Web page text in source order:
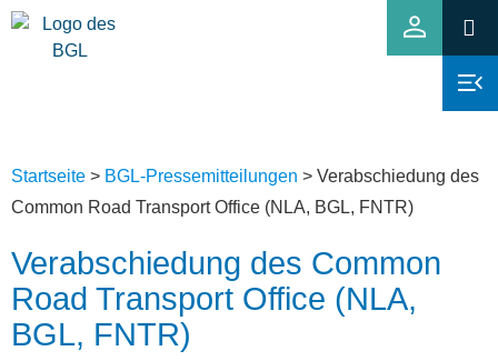
Startseite > BGL-Pressemitteilungen > Verabschiedung des
Common Road Transport Office (NLA, BGL, FNTR)
Verabschiedung des Common
Road Transport Office (NLA,
BGL, FNTR)